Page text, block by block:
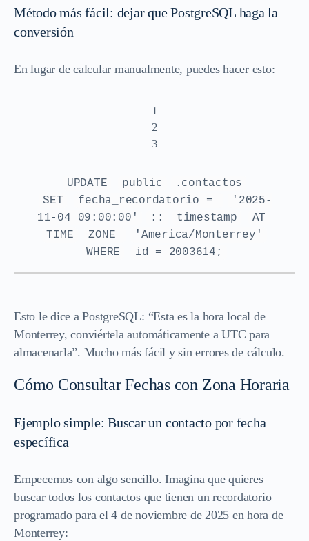
Método más fácil: dejar que PostgreSQL haga la
conversión
En lugar de calcular manualmente, puedes hacer esto:
1
2
3
UPDATE public
.contactos
SET
fecha_recordatorio =
'2025-
11-04 09:00:00'
:: timestamp
AT
TIME
ZONE
'America/Monterrey'
WHERE
id = 2003614;
Esto le dice a PostgreSQL: “Esta es la hora local de
Monterrey, conviértela automáticamente a UTC para
almacenarla”. Mucho más fácil y sin errores de cálculo.
Cómo Consultar Fechas con Zona Horaria
Ejemplo simple: Buscar un contacto por fecha
específica
Empecemos con algo sencillo. Imagina que quieres
buscar todos los contactos que tienen un recordatorio
programado para el 4 de noviembre de 2025 en hora de
Monterrey: